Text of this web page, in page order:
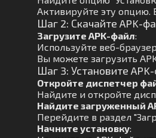
Активируйте эту опцию.
Шаг 2: Скачайте APK-
Загрузите APK-файл:
Используйте веб-
Вы можете загрузить
Шаг 3: Установите
Откройте диспетчер
Найдите и откройте
Найдите загруженный
Перейдите в раздел
Начните установку: